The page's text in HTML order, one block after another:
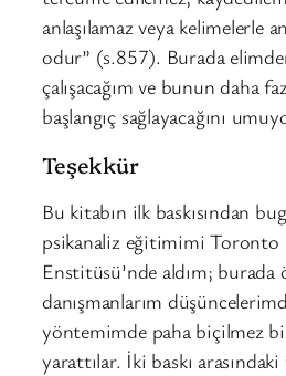
anlaşılamaz veya kelimelerle
odur” (s.857). Burada
çalışacağım ve bunun daha
başlangıç sağlayacağını
Teşekkür
Bu kitabın ilk baskısından
psikanaliz eğitimimi Toronto
Enstitüsü’nde aldım;
danışmanlarım
yöntemimde paha biçilmez
yarattılar. İki baskı